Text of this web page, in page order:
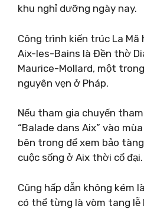
khu nghỉ dưỡng ngày nay.
Công trình kiến ​​trúc La Mã
Aix-les-Bains là Đền thờ
Maurice-Mollard, một
nguyên vẹn ở Pháp.
Nếu tham gia chuyến
“Balade dans Aix” vào
bên trong để xem bảo
cuộc sống ở Aix thời cổ đại.
Cũng hấp dẫn không kém
có thể từng là vòm tang lễ